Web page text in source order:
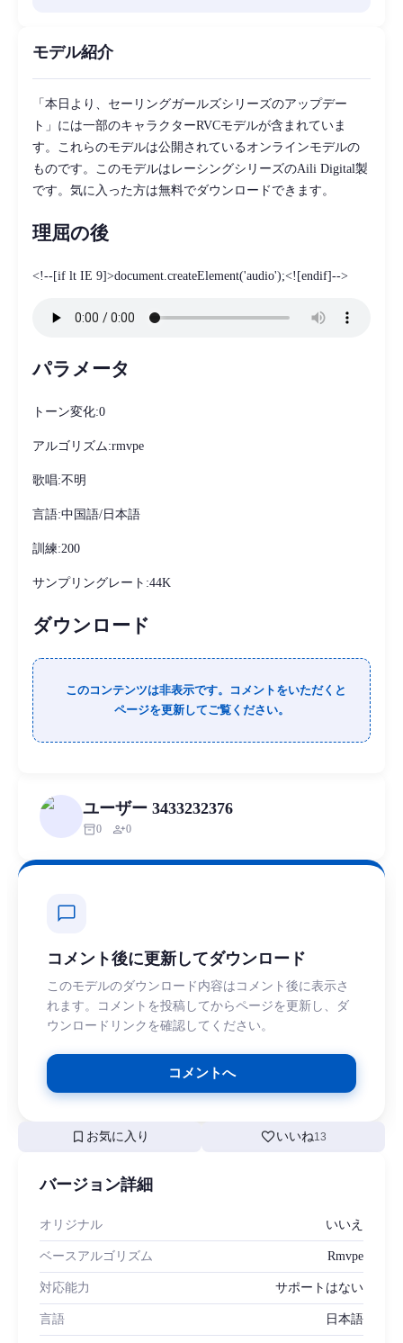
モデル紹介
「本日より、セーリングガールズシリーズのアップデー
ト」には一部のキャラクターRVCモデルが含まれていま
す。これらのモデルは公開されているオンラインモデルの
ものです。このモデルはレーシングシリーズのAili Digital製
です。気に入った方は無料でダウンロードできます。
理屈の後
<!--[if lt IE 9]>document.createElement('audio');<![endif]-->
パラメータ
トーン変化:0
アルゴリズム:rmvpe
歌唱:不明
言語:中国語/日本語
訓練:200
サンプリングレート:44K
ダウンロード
このコンテンツは非表示です。コメントをいただくと
ページを更新してご覧ください。
ユーザー 3433232376
inventory_20 person_add0
chat_bubble
コメント後に更新してダウンロード
このモデルのダウンロード内容はコメント後に表示さ
れます。コメントを投稿してからページを更新し、ダ
ウンロードリンクを確認してください。
コメントへ
bookmark お気に入り favoriteいいね13
バージョン詳細
オリジナル いいえ
ベースアルゴリズム Rmvpe
対応能力 サポートはない
言語 日本語